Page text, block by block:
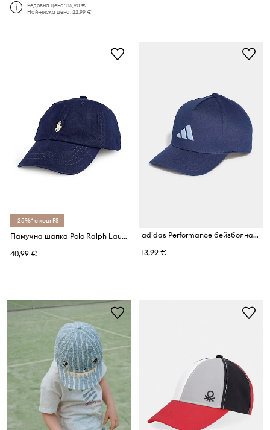
Редовна цена:35,90 €
Най-ниска цена:22,99 €
-25%* с код: FS
Памучна шапка Polo Ralph Lauren
40,99 €
adidas Performance бейзболна шапка за деца от памук
13,99 €